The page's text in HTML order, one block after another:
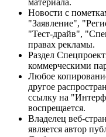
Новости с
"Заявление",
"Тест-драйв",
правах рекламы.
Раздел
коммерческими
Любое
другое
ссылку на
воспрещается.
Владелец веб-
является автор